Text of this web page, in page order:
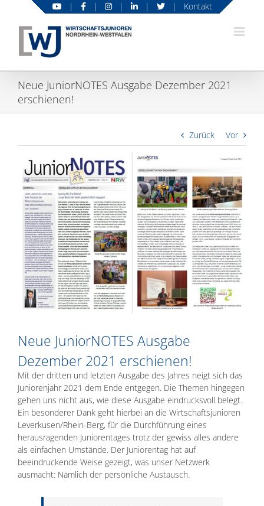
springen
| | | | | Kontakt
Neue JuniorNOTES Ausgabe Dezember 2021
erschienen!
Zurück
Vor
Zeige
grösseres
Bild
Neue JuniorNOTES Ausgabe
Dezember 2021 erschienen!
Mit der dritten und letzten Ausgabe des Jahres neigt sich das
Juniorenjahr 2021 dem Ende entgegen. Die Themen hingegen
gehen uns nicht aus, wie diese Ausgabe eindrucksvoll belegt.
Ein besonderer Dank geht hierbei an die Wirtschaftsjunioren
Leverkusen/Rhein-Berg, für die Durchführung eines
herausragenden Juniorentages trotz der gewiss alles andere
als einfachen Umstände. Der Juniorentag hat auf
beeindruckende Weise gezeigt, was unser Netzwerk
ausmacht: Nämlich der persönliche Austausch.